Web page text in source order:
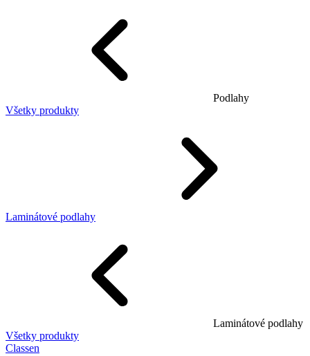
Podlahy
Všetky produkty
Laminátové podlahy
Laminátové podlahy
Všetky produkty
Classen